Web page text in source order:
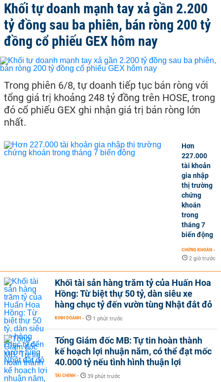
Khối tự doanh mạnh tay xả gần 2.200
tỷ đồng sau ba phiên, bán ròng 200 tỷ
đồng cổ phiếu GEX hôm nay
Trong phiên 6/8, tự doanh tiếp tục bán ròng với
tổng giá trị khoảng 248 tỷ đồng trên HOSE, trong
đó cổ phiếu GEX ghi nhận giá trị bán ròng lớn
nhất.
Hơn
227.000
tài khoản
gia nhập
thị trường
chứng
khoán
trong
tháng 7
biến động
CHỨNG KHOÁN -
2 giờ trước
Khối tài sản hàng trăm tỷ của Huấn Hoa
Hồng: Từ biệt thự 50 tỷ, dàn siêu xe
hàng chục tỷ đến vườn tùng Nhật đắt đỏ
KINH DOANH - 1 phút trước
Tổng Giám đốc MB: Tự tin hoàn thành
kế hoạch lợi nhuận năm, có thể đạt mốc
40.000 tỷ nếu tình hình thuận lợi
TÀI CHÍNH - 39 phút trước